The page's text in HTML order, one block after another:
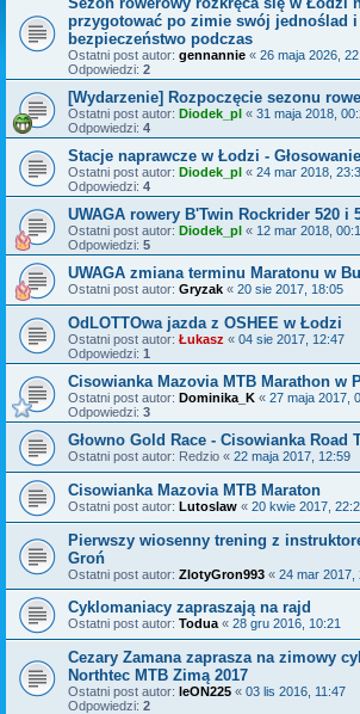
przygotować po zimie swój jednoślad i
bezpieczeństwo podczas
Ostatni post autor: gennannie « 26 maja 2026,
Odpowiedzi: 2
[Wydarzenie] Rozpoczęcie sezonu
Ostatni post autor: Diodek_pl « 31 maja 2018,
Odpowiedzi: 4
Stacje naprawcze w Łodzi - Głosowanie
Ostatni post autor: Diodek_pl « 24 mar 2018,
Odpowiedzi: 4
UWAGA rowery B'Twin Rockrider 520 i
Ostatni post autor: Diodek_pl « 12 mar 2018,
Odpowiedzi: 5
UWAGA zmiana terminu Maratonu w
Ostatni post autor: Gryzak « 20 sie 2017, 18:05
OdLOTTOwa jazda z OSHEE w Łodzi
Ostatni post autor: Łukasz « 04 sie 2017, 12:47
Odpowiedzi: 1
Cisowianka Mazovia MTB Marathon w
Ostatni post autor: Dominika_K « 27 maja 2017,
Odpowiedzi: 3
Głowno Gold Race - Cisowianka Road
Ostatni post autor: Redzio « 22 maja 2017, 12:59
Cisowianka Mazovia MTB Maraton
Ostatni post autor: Lutoslaw « 20 kwie 2017,
Pierwszy wiosenny trening z
Groń
Ostatni post autor: ZlotyGron993 « 24 mar 2017,
Cyklomaniacy zapraszają na rajd
Ostatni post autor: Todua « 28 gru 2016, 10:21
Cezary Zamana zaprasza na zimowy
Northtec MTB Zimą 2017
Ostatni post autor: leON225 « 03 lis 2016, 11:47
Odpowiedzi: 2